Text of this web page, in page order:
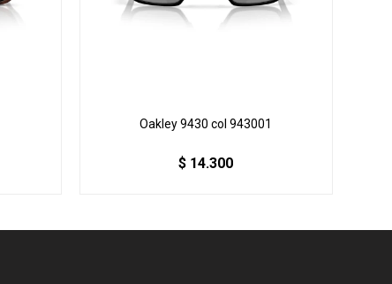
Oakley 9430 col 943001
$ 14.300